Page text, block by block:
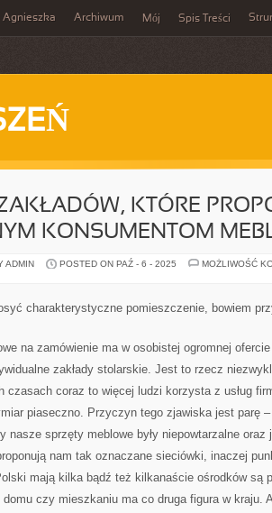
Agnieszka Archiwum Mój Spis Treści
KTÓRE
KONSUMENTOM
ADMIN POSTED ON PAŹ - 6 - 2025
MOŻLIWOŚĆ
charakterystyczne pomieszczenie, bowiem
na zamówienie ma w osobistej ogromnej
zakłady stolarskie. Jest to rzecz
czasach coraz to więcej ludzi korzysta z usług
piaseczno. Przyczyn tego zjawiska jest parę
nasze sprzęty meblowe były niepowtarzalne
nam tak oznaczane sieciówki, inaczej
mają kilka bądź też kilkanaście ośrodków są
czy mieszkaniu ma co druga figura w kraju.